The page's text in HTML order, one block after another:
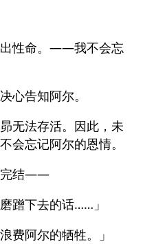
出性命。——我不会忘
心告知阿尔。
无法存活。因此，未
会忘记阿尔的恩情。
完结——
蹭下去的话……」
费阿尔的牺牲。」